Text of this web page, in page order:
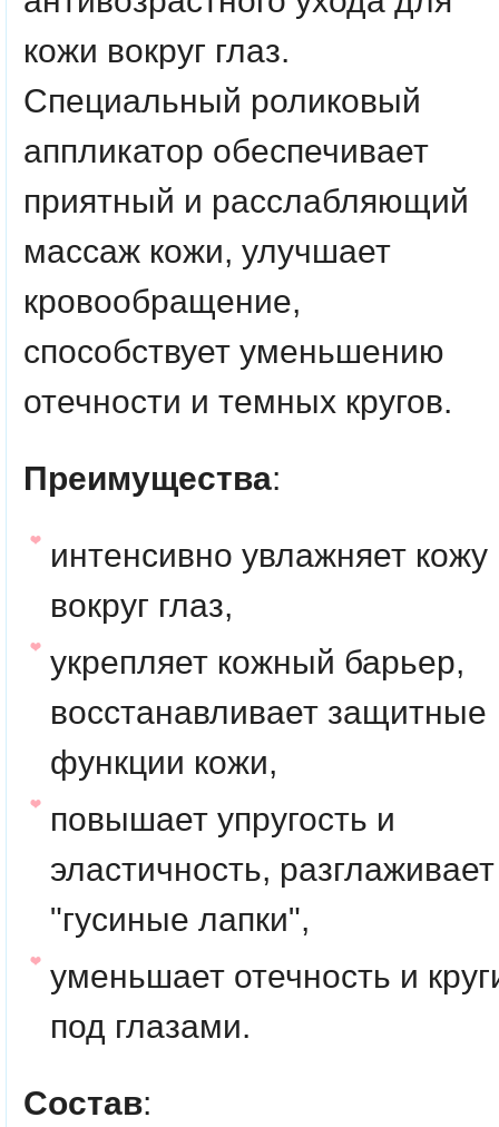
кожи вокруг глаз.
Специальный роликовый
аппликатор обеспечивает
приятный и расслабляющий
массаж кожи, улучшает
кровообращение,
способствует уменьшению
отечности и темных кругов.
Преимущества:
интенсивно увлажняет кожу
вокруг глаз,
укрепляет кожный барьер,
восстанавливает защитные
функции кожи,
повышает упругость и
эластичность, разглаживает
"гусиные лапки",
уменьшает отечность и
под глазами.
Состав: